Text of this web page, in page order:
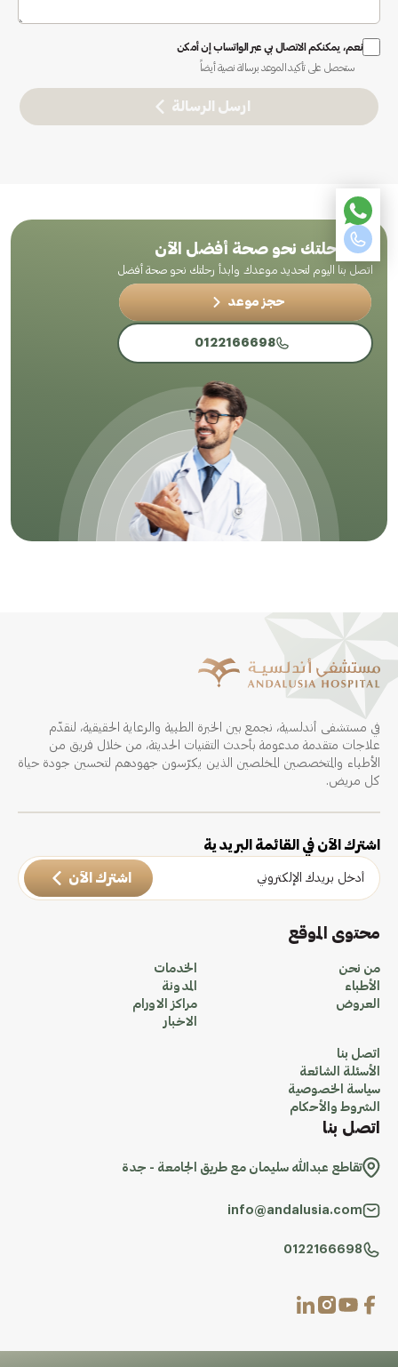
نعم، يمكنكم الاتصال بي عبر الواتساب إن أمكن
ستحصل على تأكيد الموعد برسالة نصية أيضاً
ارسل الرسالة
ابدأ رحلتك نحو صحة أفضل الآن
اتصل بنا اليوم لتحديد موعدك وابدأ رحلتك نحو صحة أفضل
حجز موعد
0122166698
في مستشفى أندلسية، نجمع بين الخبرة الطبية والرعاية الحقيقية، لنقدّم
علاجات متقدمة مدعومة بأحدث التقنيات الحديثة، من خلال فريق من
الأطباء والمتخصصين المخلصين الذين يكرّسون جهودهم لتحسين جودة حياة
كل مريض.
اشترك الآن في القائمة البريدية
اشترك الآن
محتوى الموقع
من نحن
الأطباء
العروض
الخدمات
المدونة
مراكز الاورام
الاخبار
اتصل بنا
الأسئلة الشائعة
سياسة الخصوصية
الشروط والأحكام
اتصل بنا
تقاطع عبدالله سليمان مع طريق الجامعة - جدة
info@andalusia.com
0122166698